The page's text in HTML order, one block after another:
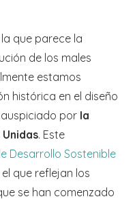
que parece la
de los males
estamos
histórica en el diseño
por la
. Este
Desarrollo Sostenible
que reflejan los
se han comenzado